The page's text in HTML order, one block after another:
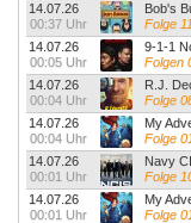
14.07.26
00:37 Uhr
Bob's
Folge
14.07.26
00:05 Uhr
9-1-1
Folgen
14.07.26
00:04 Uhr
R.J.
Folge
14.07.26
00:04 Uhr
My
Folge
14.07.26
00:01 Uhr
Navy
Folge
14.07.26
00:01 Uhr
My
Folge